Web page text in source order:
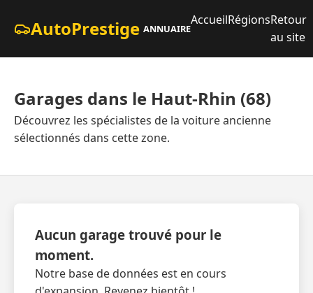
AutoPrestige ANNUAIRE
AccueilRégionsRetour
au site
Garages dans le Haut-Rhin (68)
Découvrez les spécialistes de la voiture ancienne
sélectionnés dans cette zone.
Aucun garage trouvé pour le
moment.
Notre base de données est en cours